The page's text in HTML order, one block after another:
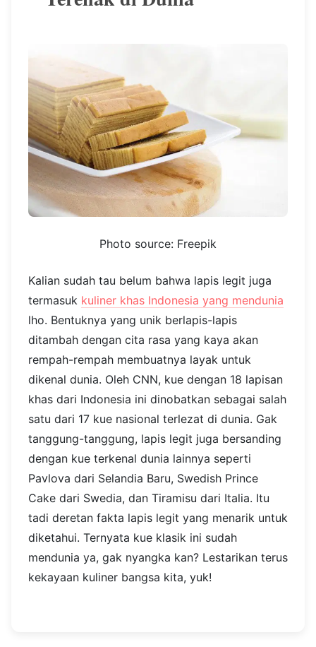
Photo source: Freepik
Kalian sudah tau belum bahwa lapis legit juga
termasuk kuliner khas Indonesia yang mendunia
lho. Bentuknya yang unik berlapis-lapis
ditambah dengan cita rasa yang kaya akan
rempah-rempah membuatnya layak untuk
dikenal dunia. Oleh CNN, kue dengan 18 lapisan
khas dari Indonesia ini dinobatkan sebagai salah
satu dari 17 kue nasional terlezat di dunia. Gak
tanggung-tanggung, lapis legit juga bersanding
dengan kue terkenal dunia lainnya seperti
Pavlova dari Selandia Baru, Swedish Prince
Cake dari Swedia, dan Tiramisu dari Italia. Itu
tadi deretan fakta lapis legit yang menarik untuk
diketahui. Ternyata kue klasik ini sudah
mendunia ya, gak nyangka kan? Lestarikan terus
kekayaan kuliner bangsa kita, yuk!